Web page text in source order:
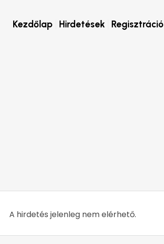
Regisztráció
Hirdetések
Kezdőlap
A hirdetés jelenleg nem elérhető.